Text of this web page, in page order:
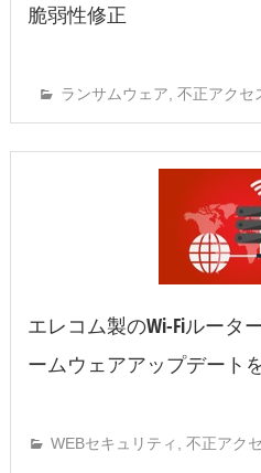
脆弱性修正
ランサムウェア ,不正アクセ
エレコム製のWi-Fiルータ
ームウェアアップデート
WEBセキュリティ 不正アク